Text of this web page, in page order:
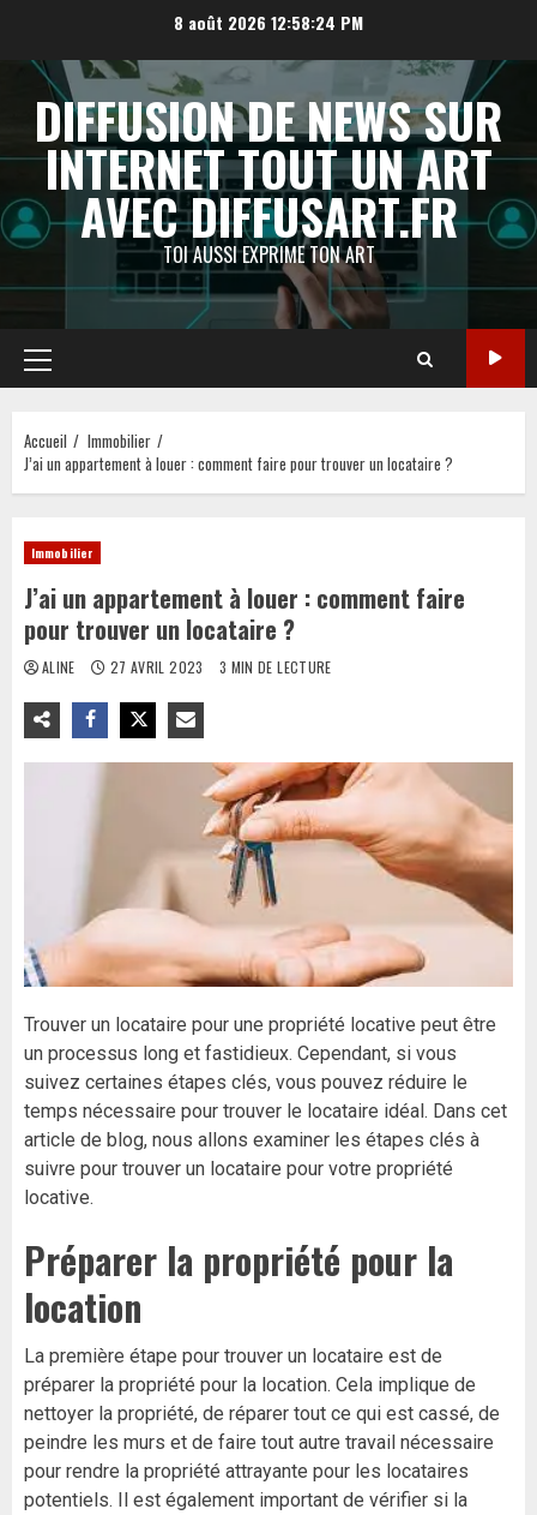
contenu
8 août 2026 12:58:24 PM
DIFFUSION DE NEWS SUR
INTERNET TOUT UN ART
AVEC DIFFUSART.FR
TOI AUSSI EXPRIME TON ART
Menu
principal
Accueil
Immobilier
J’ai un appartement à louer : comment faire pour trouver un locataire ?
Immobilier
J’ai un appartement à louer : comment faire
pour trouver un locataire ?
ALINE 27 AVRIL 2023 3 MIN DE LECTURE
Trouver un locataire pour une propriété locative peut être
un processus long et fastidieux. Cependant, si vous
suivez certaines étapes clés, vous pouvez réduire le
temps nécessaire pour trouver le locataire idéal. Dans cet
article de blog, nous allons examiner les étapes clés à
suivre pour trouver un locataire pour votre propriété
locative.
Préparer la propriété pour la
location
La première étape pour trouver un locataire est de
préparer la propriété pour la location. Cela implique de
nettoyer la propriété, de réparer tout ce qui est cassé, de
peindre les murs et de faire tout autre travail nécessaire
pour rendre la propriété attrayante pour les locataires
potentiels. Il est également important de vérifier si la